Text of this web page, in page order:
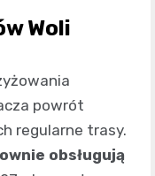
Woli
powrót
regularne trasy.
obsługują